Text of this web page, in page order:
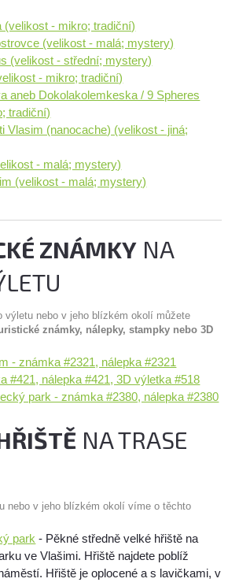
(velikost - mikro; tradiční)
(velikost - malá; mystery)
(velikost - střední; mystery)
- mikro; tradiční)
aneb Dokolakolemkeska / 9 Spheres
tradiční)
Vlasim (nanocache) (velikost - jiná;
- malá; mystery)
(velikost - malá; mystery)
ZNÁMKY NA
výletu nebo v jeho blízkém okolí můžete
známky, nálepky, stampky nebo 3D
- známka #2321, nálepka #2321
#421, nálepka #421, 3D výletka #518
park - známka #2380, nálepka #2380
NA TRASE
nebo v jeho blízkém okolí víme o těchto
park - Pěkné středně velké hřiště na
ve Vlašimi. Hřiště najdete poblíž
Hřiště je oplocené a s lavičkami, v